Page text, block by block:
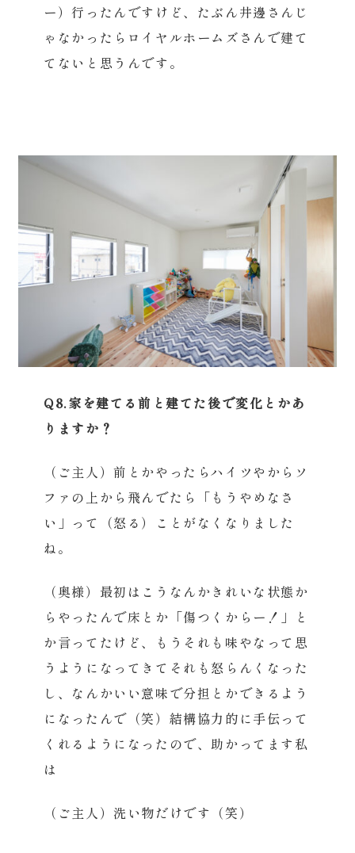
ー）行ったんですけど、たぶん井邊さんじ
ゃなかったらロイヤルホームズさんで建て
てないと思うんです。
Q8.家を建てる前と建てた後で変化とかあ
りますか？
（ご主人）前とかやったらハイツやからソ
ファの上から飛んでたら「もうやめなさ
い」って（怒る）ことがなくなりました
ね。
（奥様）最初はこうなんかきれいな状態か
らやったんで床とか「傷つくからー！」と
か言ってたけど、もうそれも味やなって思
うようになってきてそれも怒らんくなった
し、なんかいい意味で分担とかできるよう
になったんで（笑）結構協力的に手伝って
くれるようになったので、助かってます私
は
（ご主人）洗い物だけです（笑）